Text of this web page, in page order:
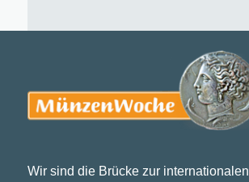
Wir sind die Brücke zur internationalen